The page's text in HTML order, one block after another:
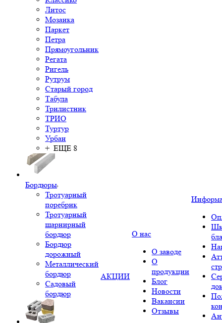
Литос
Мозаика
Паркет
Петра
Прямоугольник
Регата
Ригель
Рутрум
Старый город
Табула
Трилистник
ТРИО
Туртур
Урбан
+ ЕЩЕ 8
Бордюры
Тротуарный
поребрик
Тротуарный
шарнирный
бордюр
Бордюр
дорожный
Металлический
бордюр
Садовый
бордюр
АКЦИИ
О нас
О заводе
О
продукции
Блог
Новости
Вакансии
Отзывы